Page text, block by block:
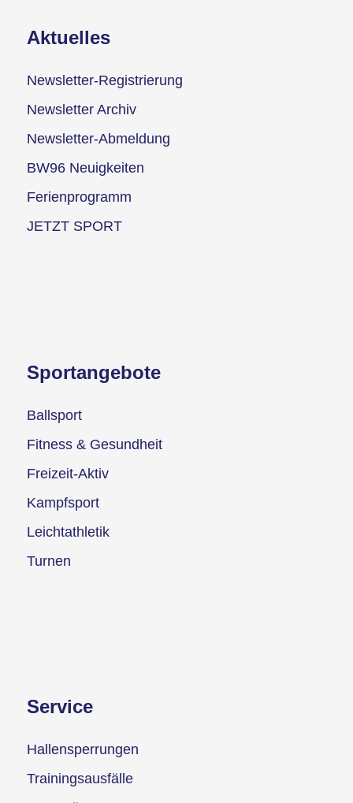
Aktuelles
Newsletter-Registrierung
Newsletter Archiv
Newsletter-Abmeldung
BW96 Neuigkeiten
Ferienprogramm
JETZT SPORT
Sportangebote
Ballsport
Fitness & Gesundheit
Freizeit-Aktiv
Kampfsport
Leichtathletik
Turnen
Service
Hallensperrungen
Trainingsausfälle